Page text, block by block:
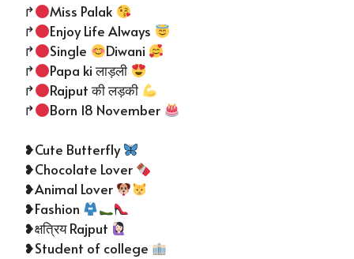
↱
Miss Palak
↱
Enjoy Life Always
↱
Single
Diwani
↱
Papa ki लाड़ली
↱
Rajput की लड़की
↱
Born 18 November
❥Cute Butterfly
❥Chocolate Lover
❥Animal Lover
❥Fashion
❥क्षत्रिय Rajput
❥Student of college